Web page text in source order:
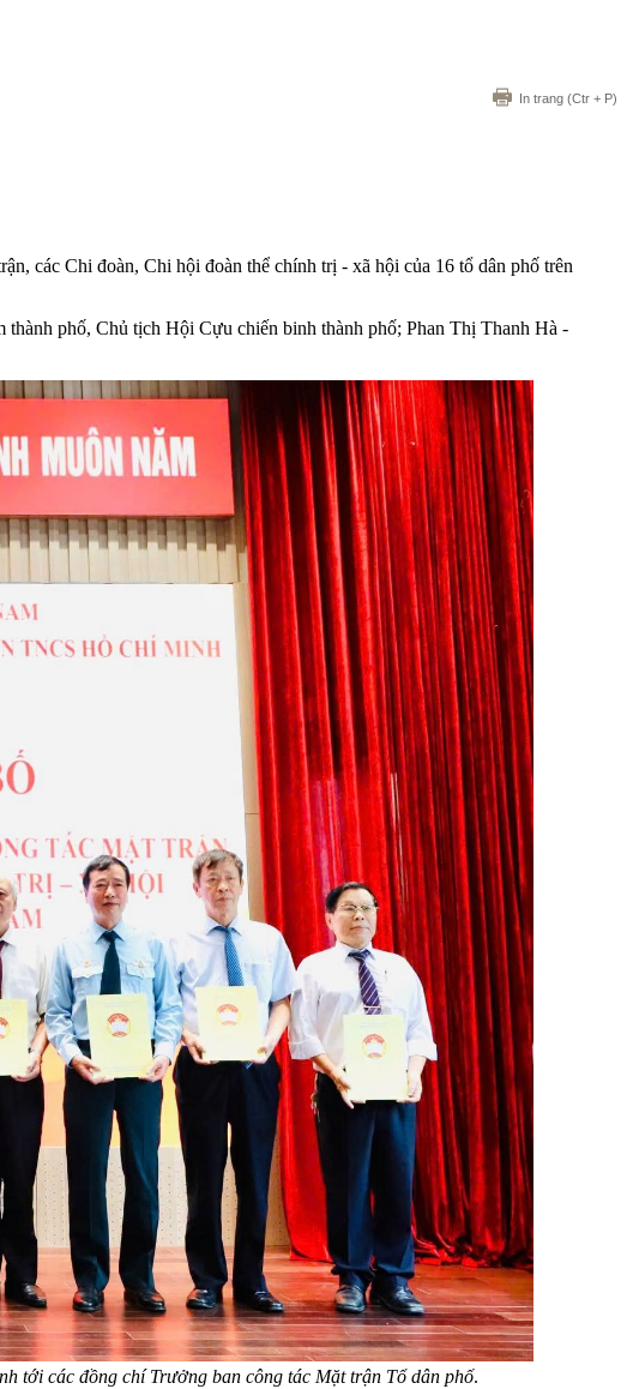
In trang (Ctr + P)
các Chi đoàn, Chi hội đoàn thể chính trị - xã hội của 16 tổ dân phố trên
phố, Chủ tịch Hội Cựu chiến binh thành phố; Phan Thị Thanh Hà -
tới các đồng chí Trưởng ban công tác Mặt trận Tổ dân phố.